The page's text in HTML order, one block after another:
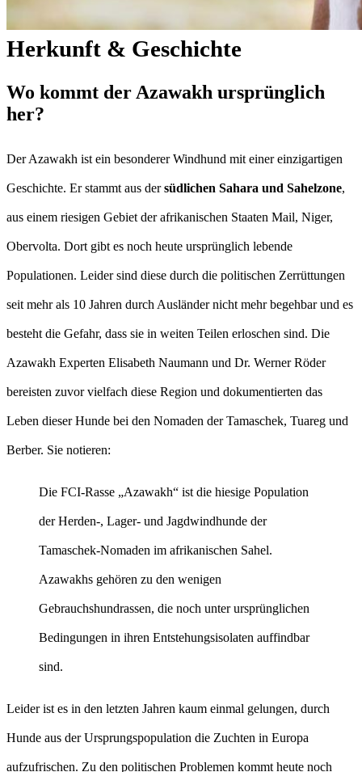
Herkunft & Geschichte
Wo kommt der Azawakh ursprünglich
her?
Der Azawakh ist ein besonderer Windhund mit einer einzigartigen
Geschichte. Er stammt aus dersüdlichen Sahara und Sahelzone,
aus einem riesigen Gebiet der afrikanischen Staaten Mail, Niger,
Obervolta. Dort gibt es noch heute ursprünglich lebende
Populationen. Leider sind diese durch die politischen Zerrüttungen
seit mehr als 10 Jahren durch Ausländer nicht mehr begehbar und es
besteht die Gefahr, dass sie in weiten Teilen erloschen sind. Die
Azawakh Experten Elisabeth Naumann und Dr. Werner Röder
bereisten zuvor vielfach diese Region und dokumentierten das
Leben dieser Hunde bei den Nomaden der Tamaschek, Tuareg und
Berber. Sie notieren:
Die FCI-Rasse „Azawakh“ ist die hiesige Population
der Herden-, Lager- und Jagdwindhunde der
Tamaschek-Nomaden im afrikanischen Sahel.
Azawakhs gehören zu den wenigen
Gebrauchshundrassen, die noch unter ursprünglichen
Bedingungen in ihren Entstehungsisolaten auffindbar
sind.
Leider ist es in den letzten Jahren kaum einmal gelungen, durch
Hunde aus der Ursprungspopulation die Zuchten in Europa
aufzufrischen. Zu den politischen Problemen kommt heute noch